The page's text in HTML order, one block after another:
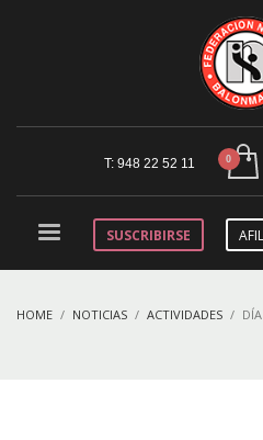
T: 948 22 52 11
SUSCRIBIRSE
HOME NOTICIAS ACTIVIDADES